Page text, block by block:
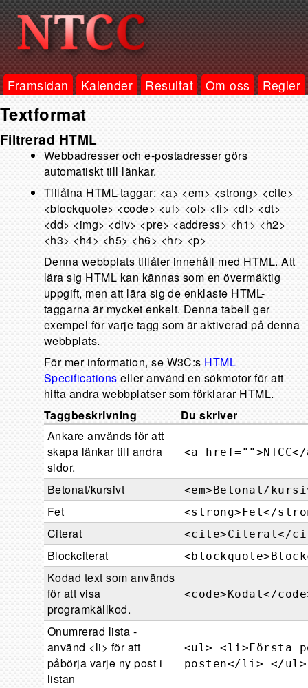
Framsidan Kalender Resultat Om oss Regler
Textformat
Filtrerad HTML
Webbadresser och e-postadresser görs
automatiskt till länkar.
Tillåtna HTML-taggar: <a> <em> <strong> <cite>
<blockquote> <code> <ul> <ol> <li> <dl> <dt>
<dd> <img> <div> <pre> <address> <h1> <h2>
<h3> <h4> <h5> <h6> <hr> <p>
Denna webbplats tillåter innehåll med HTML. Att
lära sig HTML kan kännas som en övermäktig
uppgift, men att lära sig de enklaste HTML-
taggarna är mycket enkelt. Denna tabell ger
exempel för varje tagg som är aktiverad på denna
webbplats.
För mer information, se W3C:s HTML
Specifications eller använd en sökmotor för att
hitta andra webbplatser som förklarar HTML.
Taggbeskrivning
Du skriver
Ankare används för att
skapa länkar till andra
sidor.
<a href="">NTCC</
Betonat/kursivt <em>Betonat/
Fet <strong>Fet</
Citerat <cite>Citerat</
Blockciterat
Kodad text som används
för att visa
programkällkod.
<code>Kodat</
Onumrerad lista -
använd <li> för att
påbörja varje ny post i
listan
<ul> <li>Första
posten</li> </ul>